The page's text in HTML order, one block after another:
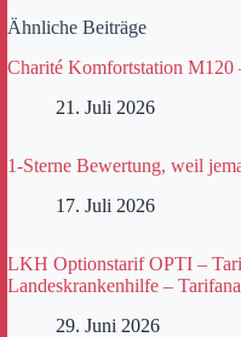
Ähnliche Beiträge
Charité Komfortstation M120
21. Juli 2026
1-Sterne Bewertung, weil
17. Juli 2026
LKH Optionstarif OPTI –
Landeskrankenhilfe –
29. Juni 2026